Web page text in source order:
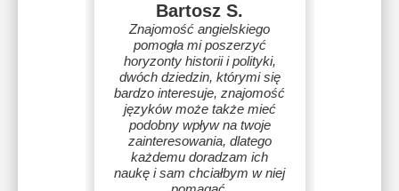
Bartosz S.
Znajomość angielskiego
pomogła mi poszerzyć
horyzonty historii i polityki,
dwóch dziedzin, którymi się
bardzo interesuje, znajomość
języków może także mieć
podobny wpływ na twoje
zainteresowania, dlatego
każdemu doradzam ich
naukę i sam chciałbym w niej